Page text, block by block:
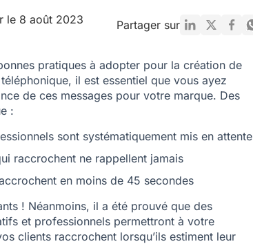
le 8 août 2023 Partager sur
pratiques à adopter pour la création de
il est essentiel que vous ayez
de ces messages pour votre marque. Des
:
sont systématiquement mis en attente
raccrochent ne rappellent jamais
en moins de 45 secondes
! Néanmoins, il a été prouvé que des
et professionnels permettront à votre
clients raccrochent lorsqu’ils estiment leur